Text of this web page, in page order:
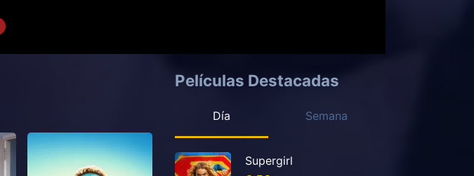
Películas Destacadas
Día Semana
Supergirl